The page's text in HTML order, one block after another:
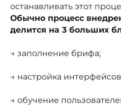
останавливать этот
Обычно процесс
делится на 3 больших
→ заполнение брифа;
→ настройка
→ обучение